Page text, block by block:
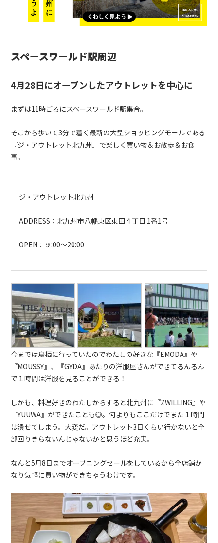
スペースワールド駅周辺
4月28日にオープンしたアウトレットを中心に
まずは11時ごろにスペースワールド駅集合。
そこから歩いて3分で着く最新の大型ショッピングモールである
『ジ・アウトレット北九州』で楽しく買い物＆お散歩＆お食
事。
ジ・アウトレット北九州
ADDRESS：北九州市八幡東区東田４丁目 1番1号
OPEN：９:00〜20:00
今までは鳥栖に行っていたのでわたしの好きな『EMODA』や
『MOUSSY』、『GYDA』あたりの洋服屋さんができてるんるん
で１時間は洋服を見ることができる！
しかも、料理好きのわたしからすると北九州に『ZWILLING』や
『YUUWA』ができたことも◎。何よりもここだけでまた１時間
は潰せてしまう。大変だ。アウトレット3日くらい行かないと全
部回りきらないんじゃないかと思うほど充実。
なんと5月8日までオープニングセールをしているから全店舗か
なり気軽に買い物ができちゃうわけです。